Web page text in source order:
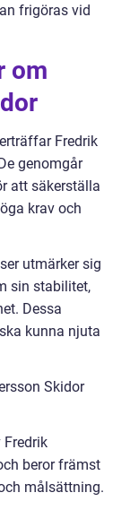
frigöras vid
om
Fredrik
genomgår
att säkerställa
krav och
utmärker sig
sin stabilitet,
Dessa
kunna njuta
Skidor
beror främst
målsättning.